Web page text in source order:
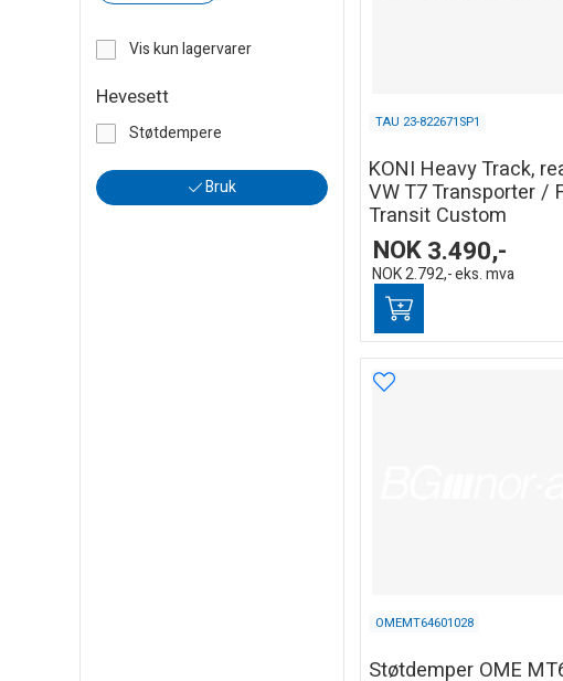
Vis kun lagervarer
Hevesett
Støtdempere
Bruk
TAU 23-822671SP1
KONI Heavy Track,
VW T7 Transporter /
Transit Custom
NOK3.490,-
NOK2.792,-eks. mva
OMEMT64601028
Støtdemper OME